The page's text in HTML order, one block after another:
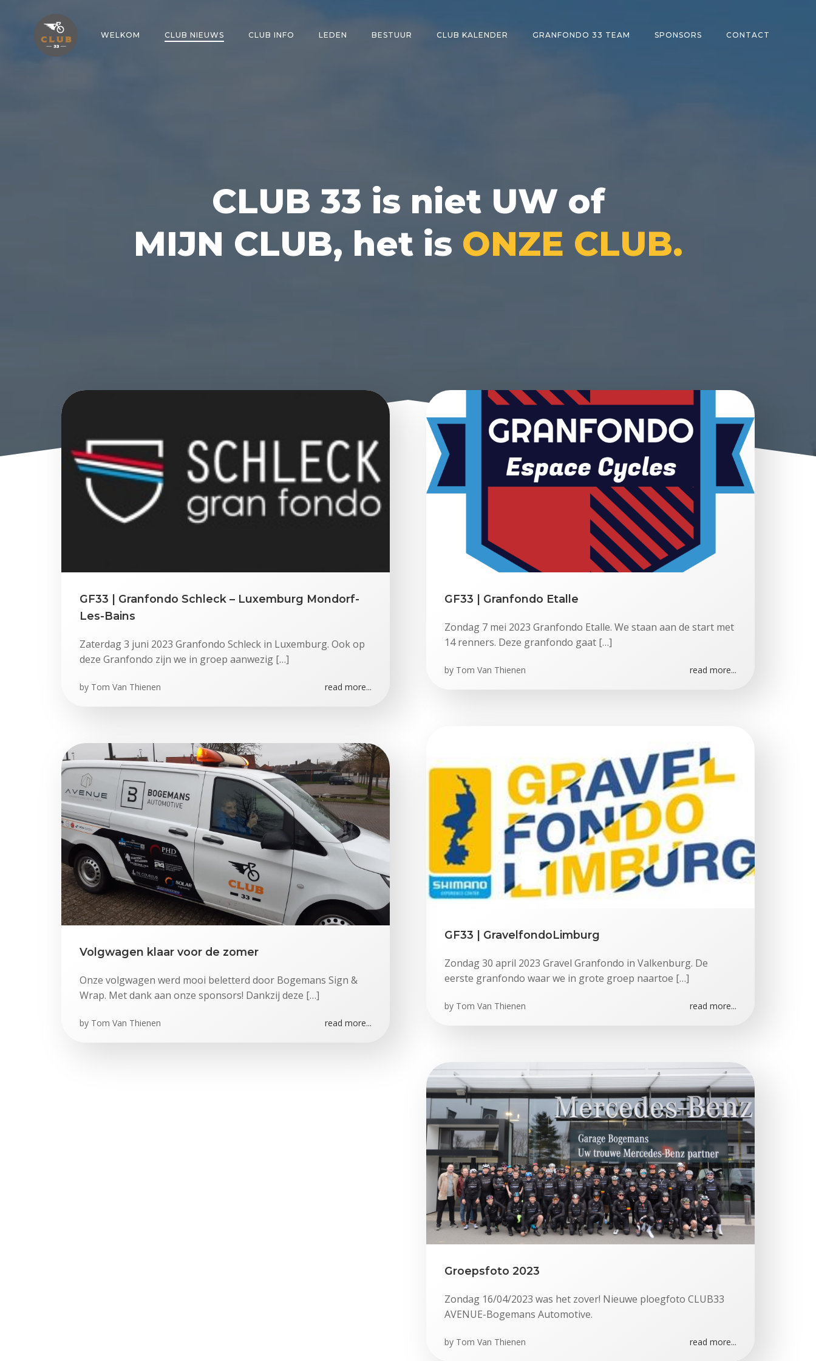
springen
WELKOM CLUB NIEUWS CLUB INFO LEDEN BESTUUR CLUB KALENDER GRANFONDO 33 TEAM SPONSORS CONTACT
CLUB 33 is niet UW of
MIJN CLUB, het is ONZE CLUB.
GF33 | Granfondo Schleck – Luxemburg Mondorf-
Les-Bains
Zaterdag 3 juni 2023 Granfondo Schleck in Luxemburg. Ook op
deze Granfondo zijn we in groep aanwezig […]
by Tom Van Thienen read more...
GF33 | Granfondo Etalle
Zondag 7 mei 2023 Granfondo Etalle. We staan aan de start met
14 renners. Deze granfondo gaat […]
by Tom Van Thienen read more...
GF33 | GravelfondoLimburg
Zondag 30 april 2023 Gravel Granfondo in Valkenburg. De
eerste granfondo waar we in grote groep naartoe […]
by Tom Van Thienen read more...
Volgwagen klaar voor de zomer
Onze volgwagen werd mooi beletterd door Bogemans Sign &
Wrap. Met dank aan onze sponsors! Dankzij deze […]
by Tom Van Thienen read more...
Groepsfoto 2023
Zondag 16/04/2023 was het zover! Nieuwe ploegfoto CLUB33
AVENUE-Bogemans Automotive.
by Tom Van Thienen read more...